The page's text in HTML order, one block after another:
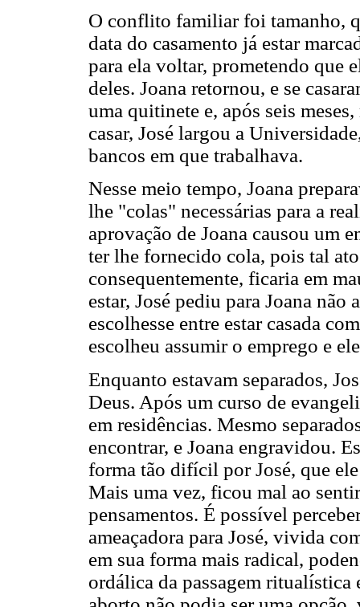
O conflito familiar foi tamanho,
data do casamento já estar
para ela voltar, prometendo que
deles. Joana retornou, e se
uma quitinete e, após seis
casar, José largou a
bancos em que trabalhava.
Nesse meio tempo, Joana
lhe "colas" necessárias para a
aprovação de Joana causou um
ter lhe fornecido cola, pois tal
consequentemente, ficaria em
estar, José pediu para Joana
escolhesse entre estar casada
escolheu assumir o emprego e
Enquanto estavam separados,
Deus. Após um curso de
em residências. Mesmo
encontrar, e Joana engravidou.
forma tão difícil por José, que
Mais uma vez, ficou mal ao
pensamentos. É possível
ameaçadora para José, vivida
em sua forma mais radical,
ordálica da passagem